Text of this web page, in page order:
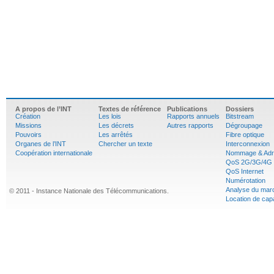
A propos de l’INT
Création
Missions
Pouvoirs
Organes de l’INT
Coopération internationale
Textes de référence
Les lois
Les décrets
Les arrêtés
Chercher un texte
Publications
Rapports annuels
Autres rapports
Dossiers
Bitstream
Dégroupage
Fibre optique
Interconnexion
Nommage &
QoS 2G/3G/4G
QoS Internet
Numérotation
Analyse du
Location de
© 2011 - Instance Nationale des Télécommunications.